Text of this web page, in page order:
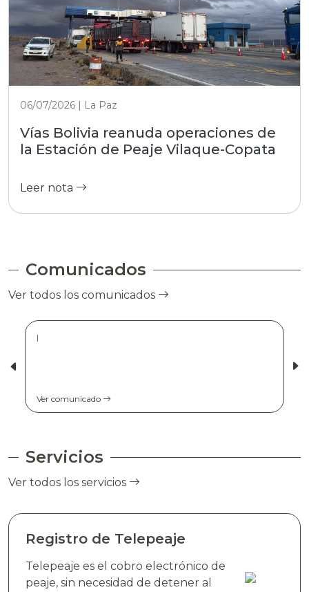
06/07/2026 | La Paz
Vías Bolivia reanuda operaciones de
la Estación de Peaje Vilaque-Copata
Leer nota
Comunicados
Ver todos los comunicados
|
Ver comunicado
Servicios
Ver todos los servicios
Registro de Telepeaje
Telepeaje es el cobro electrónico de
peaje, sin necesidad de detener al